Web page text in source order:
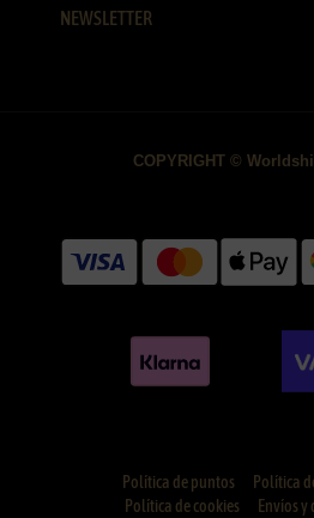
NEWSLETTER
COPYRIGHT ©
Política de puntos
Política
Política de cookies
Envíos